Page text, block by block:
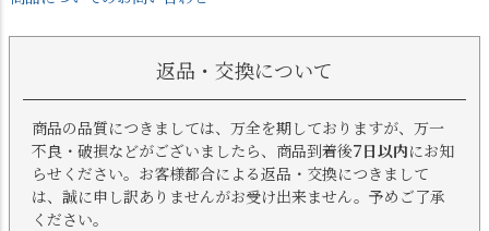
返品・交換について
商品の品質につきましては、万全を期しておりますが、万一
不良・破損などがございましたら、商品到着後7日以内にお知
らせください。お客様都合による返品・交換につきまして
は、誠に申し訳ありませんがお受け出来ません。予めご了承
ください。